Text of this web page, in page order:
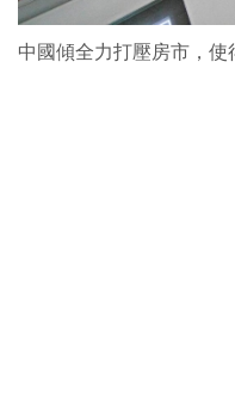
中國傾全力打壓房市，使